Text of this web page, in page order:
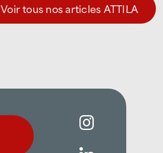
Voir tous nos articles ATTILA